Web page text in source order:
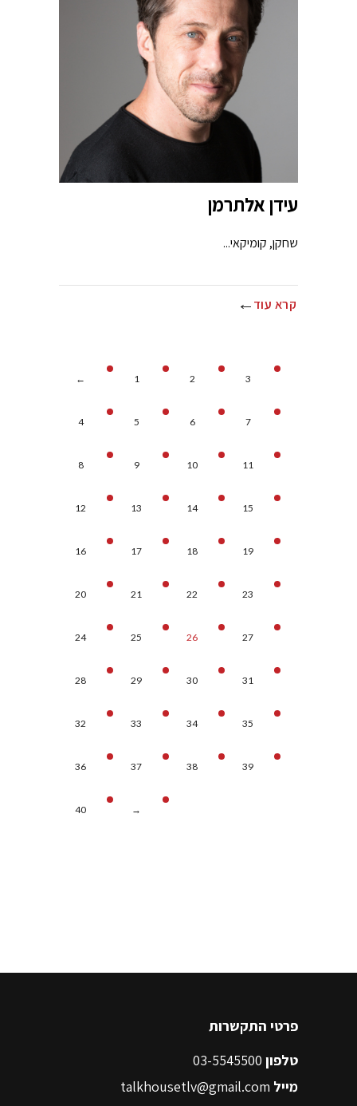
עידן אלתרמן
שחקן, קומיקאי...
קרא עוד
← 1 2 3
4 5 6 7
8 9 10 11
12 13 14 15
16 17 18 19
20 21 22 23
24 25 26 27
28 29 30 31
32 33 34 35
36 37 38 39
40 →
פרטי התקשרות
טלפון
מייל talkhousetlv@gmail.com